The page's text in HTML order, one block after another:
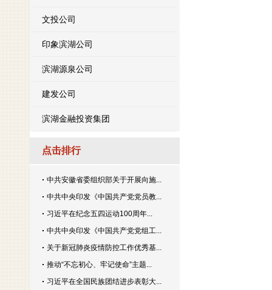
文投公司
印象滨湖公司
滨湖源泉公司
建发公司
滨湖金融投资集团
点击排行
中共安徽省委组织部关于开展向施...
中共中央印发《中国共产党党员教...
习近平在纪念五四运动100周年...
中共中央印发《中国共产党党组工...
关于新冠肺炎疫情防控工作优秀基...
推动“不忘初心、牢记使命”主题...
习近平在全国民族团结进步表彰大...